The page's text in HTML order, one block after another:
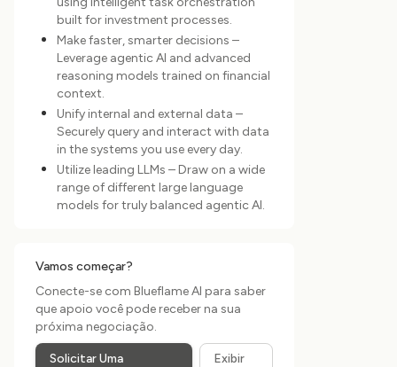
built for investment processes.
Make faster, smarter decisions –
Leverage agentic AI and advanced
reasoning models trained on financial
context.
Unify internal and external data –
Securely query and interact with data
in the systems you use every day.
Utilize leading LLMs – Draw on a wide
range of different large language
models for truly balanced agentic AI.
Vamos começar?
Conecte-se com Blueflame AI para saber
que apoio você pode receber na sua
próxima negociação.
Solicitar Uma
Exibir